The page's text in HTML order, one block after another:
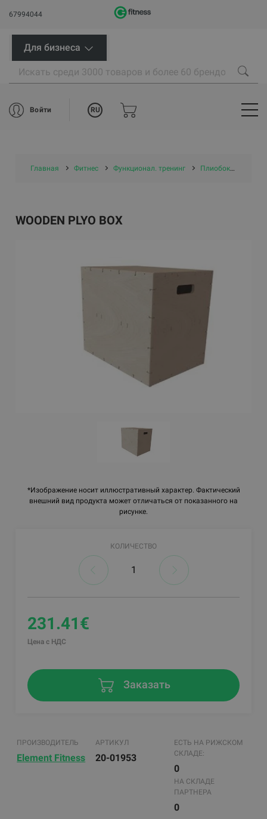
67994044
Для бизнеса
Войти RU
Главная Фитнес Функционал. тренинг Плиобоксы
*Изображение носит иллюстративный характер. Фактический
внешний вид продукта может отличаться от показанного на
рисунке.
WOODEN PLYO BOX
КОЛИЧЕСТВО
231.41€
Цена с НДС
Заказать
ПРОИЗВОДИТЕЛЬ
Element Fitness
АРТИКУЛ
20-01953
ЕСТЬ НА РИЖСКОМ
СКЛАДЕ:
0
НА СКЛАДЕ
ПАРТНЕРА
0